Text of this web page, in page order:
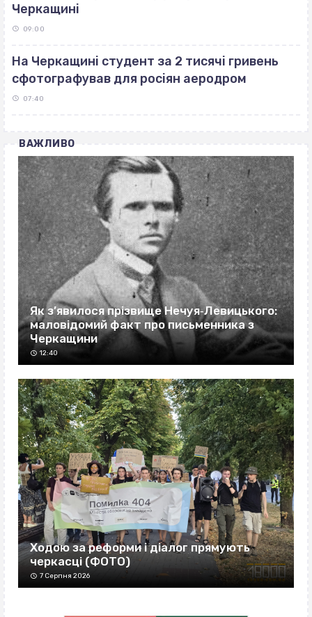
Черкащині
09:00
На Черкащині студент за 2 тисячі гривень
сфотографував для росіян аеродром
07:40
ВАЖЛИВО
Як з’явилося прізвище Нечуя‐Левицького:
маловідомий факт про письменника з
Черкащини
12:40
Ходою за реформи і діалог прямують
черкасці (ФОТО)
7 Серпня 2026